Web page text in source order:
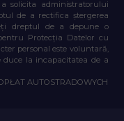
solicita administratorului
de a rectifica ștergerea
dreptul de a depune o
Protecția Datelor cu
personal este voluntară,
duce la incapacitatea de a
AUTOSTRADOWYCH